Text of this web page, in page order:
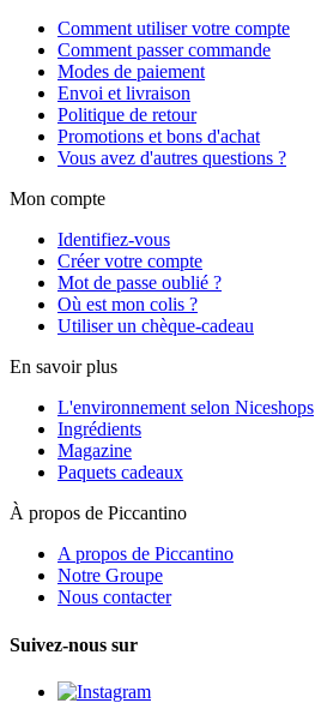
Comment utiliser votre compte
Comment passer commande
Modes de paiement
Envoi et livraison
Politique de retour
Promotions et bons d'achat
Vous avez d'autres questions ?
Mon compte
Identifiez-vous
Créer votre compte
Mot de passe oublié ?
Où est mon colis ?
Utiliser un chèque-cadeau
En savoir plus
L'environnement selon Niceshops
Ingrédients
Magazine
Paquets cadeaux
À propos de Piccantino
A propos de Piccantino
Notre Groupe
Nous contacter
Suivez-nous sur